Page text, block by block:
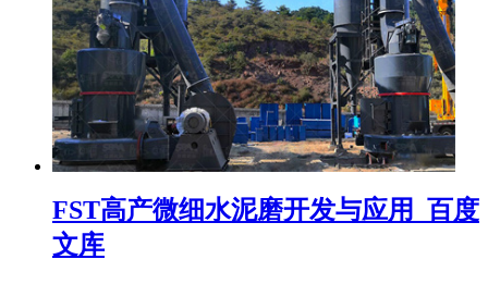
FST高产微细水泥磨开发与应用_百度
文库